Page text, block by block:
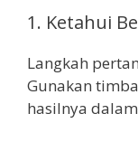
1. Ketahui
Langkah
Gunakan
hasilnya